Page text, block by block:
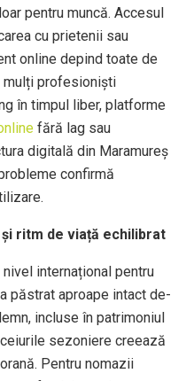
pentru muncă. Accesul
cu prietenii sau
online depind toate de
mulți profesioniști
în timpul liber, platforme
fără lag sau
digitală din Maramureș
confirmă
ritm de viață echilibrat
internațional pentru
păstrat aproape intact de-
incluse în patrimoniul
sezoniere creează
Pentru nomazii